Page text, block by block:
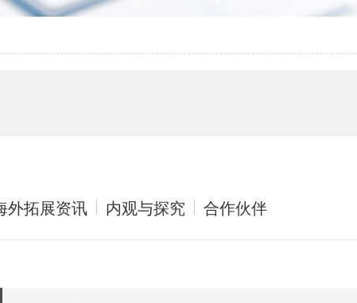
外拓展资讯 内观与探究 合作伙伴